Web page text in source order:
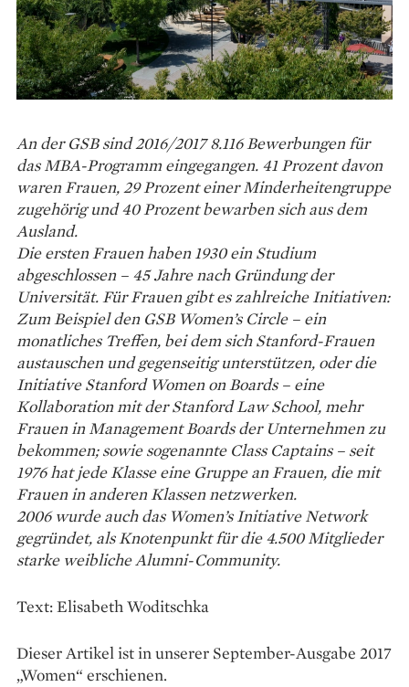
An der GSB sind 2016/2017 8.116 Bewerbungen für
das MBA-Programm eingegangen. 41 Prozent davon
waren Frauen, 29 Prozent einer Minderheitengruppe
zugehörig und 40 Prozent bewarben sich aus dem
Ausland.
Die ersten Frauen haben 1930 ein Studium
abgeschlossen – 45 Jahre nach Gründung der
Universität. Für Frauen gibt es zahlreiche Initiativen:
Zum Beispiel den GSB Women’s Circle – ein
monatliches Treffen, bei dem sich Stanford-Frauen
austauschen und gegenseitig unterstützen, oder die
Initiative Stanford Women on Boards – eine
Kollaboration mit der Stanford Law School, mehr
Frauen in Management Boards der Unternehmen zu
bekommen; sowie sogenannte Class Captains – seit
1976 hat jede Klasse eine Gruppe an Frauen, die mit
Frauen in anderen Klassen netzwerken.
2006 wurde auch das Women’s Initiative Network
gegründet, als Knotenpunkt für die 4.500 Mitglieder
starke weibliche Alumni-Community.
Text: Elisabeth Woditschka
Dieser Artikel ist in unserer September-Ausgabe 2017
„Women“ erschienen.